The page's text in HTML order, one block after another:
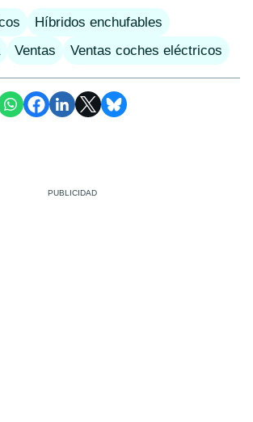
Híbridos enchufables
Ventas Ventas coches eléctricos